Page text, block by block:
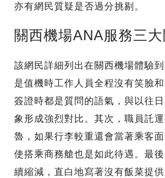
亦有網民質疑是否過分挑剔。
關西機場ANA服務三
該網民詳細列出在關西機場體驗
是值機時工作人員全程沒有笑臉
簽證時都是質問的語氣，與以往
象形成強烈對比。其次，職員託
魯，如果行李較重還會當著乘客
使搭乘商務艙也是如此待遇。最
續縮減，直白地寫著沒有飯菜提